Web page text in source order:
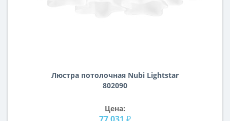
Люстра потолочная Nubi Lightstar
802090
Цена: